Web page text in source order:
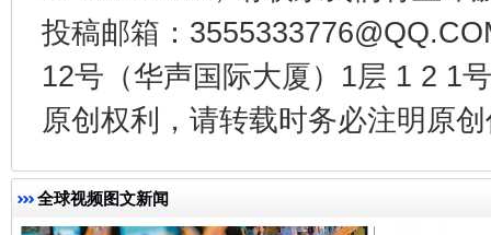
投稿邮箱：
12号（华声国际大厦）1层 1 2 1
原创权利，请转载时务必注明原
全球视频图文新闻